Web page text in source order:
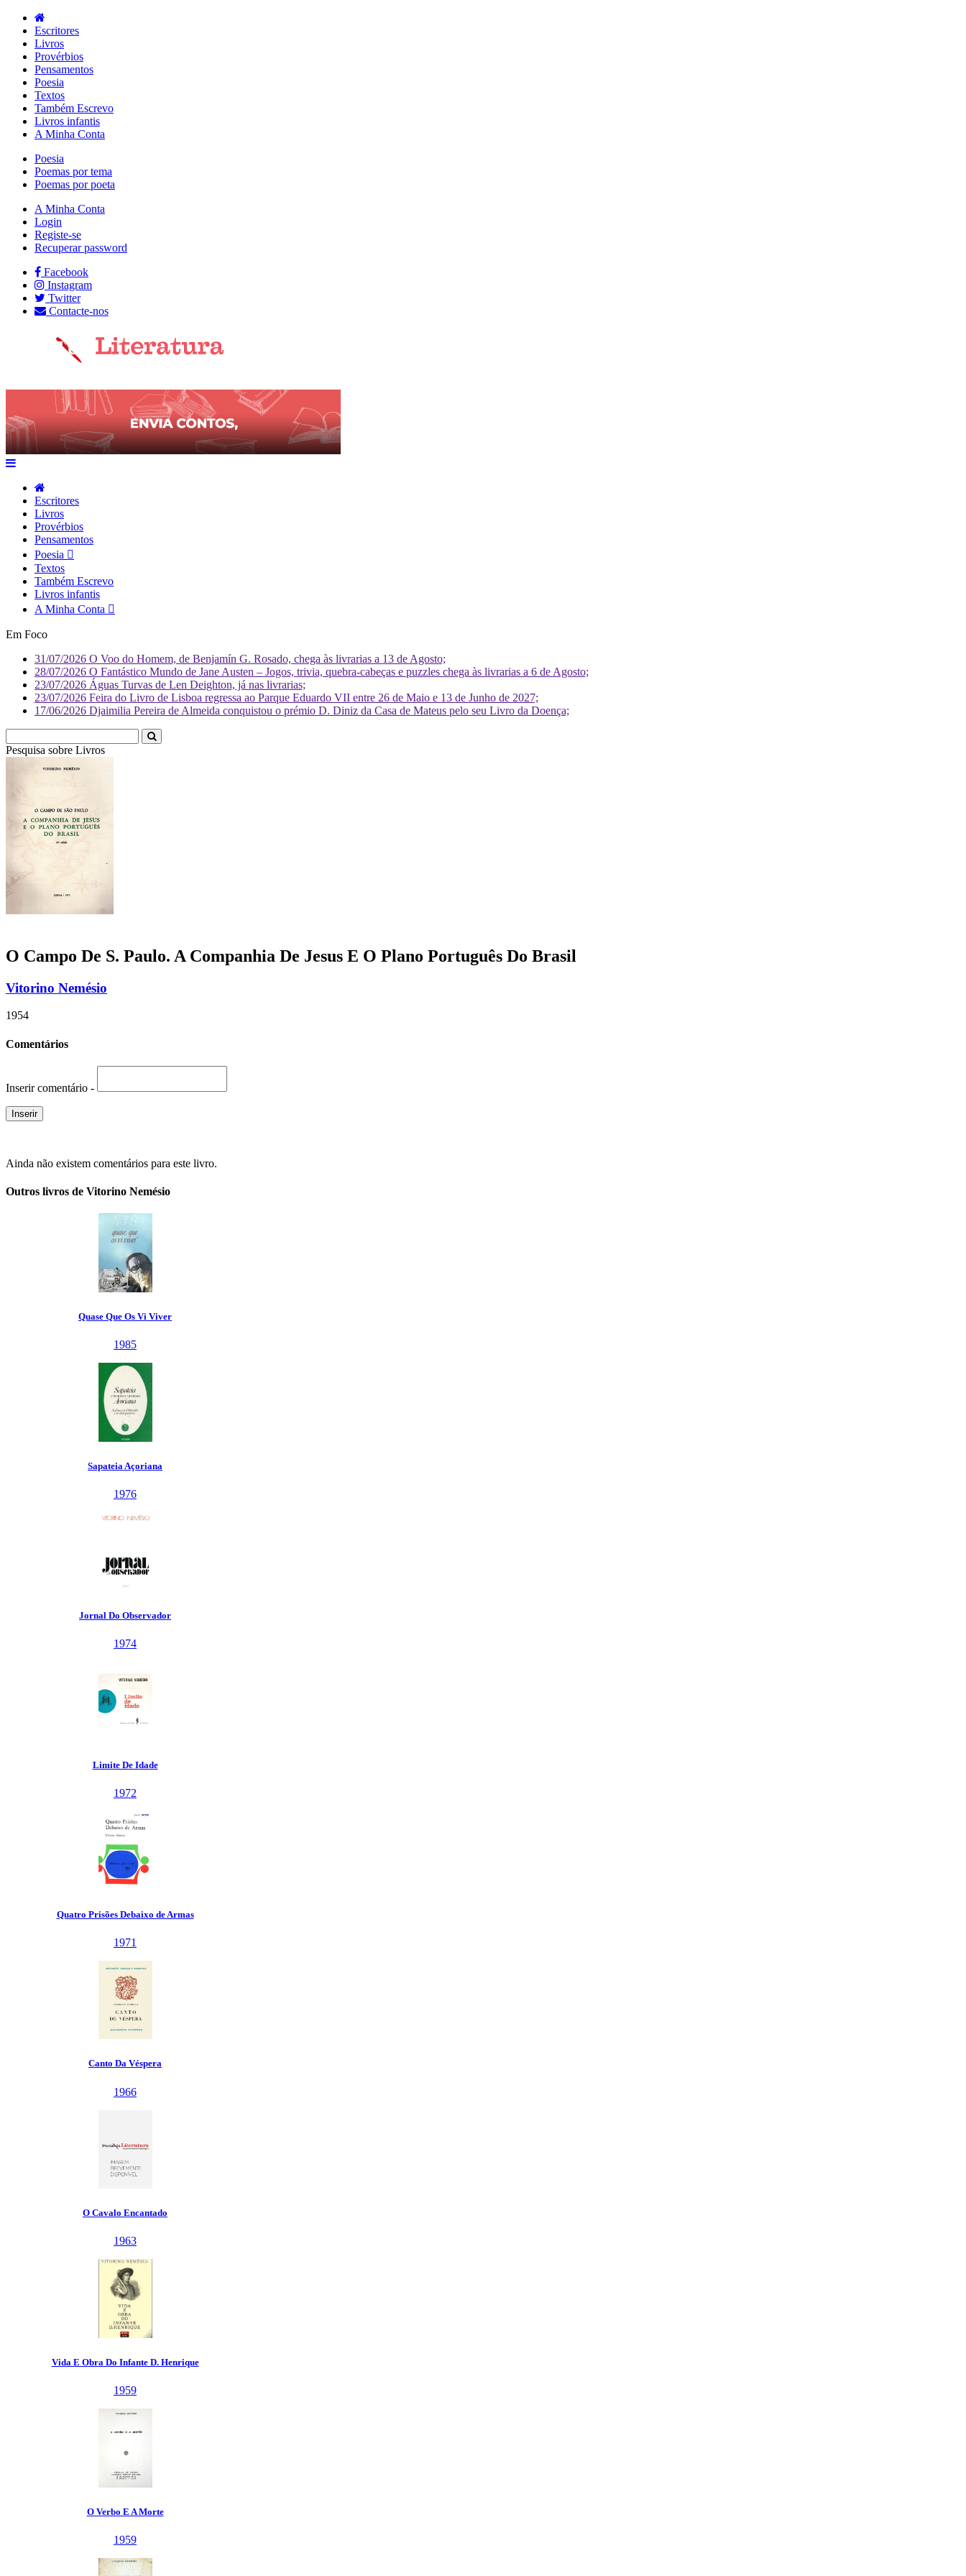
Escritores
Livros
Provérbios
Pensamentos
Poesia
Textos
Também Escrevo
Livros infantis
A Minha Conta
Poesia
Poemas por tema
Poemas por poeta
A Minha Conta
Login
Registe-se
Recuperar password
Facebook
Instagram
Twitter
Contacte-nos
Escritores
Livros
Provérbios
Pensamentos
Poesia
Textos
Também Escrevo
Livros infantis
A Minha Conta
Em Foco
31/07/2026 O Voo do Homem, de Benjamín G. Rosado, chega às livrarias a 13 de Agosto;
28/07/2026 O Fantástico Mundo de Jane Austen – Jogos, trivia, quebra-cabeças e puzzles chega às livrarias a 6 de Agosto;
23/07/2026 Águas Turvas de Len Deighton, já nas livrarias;
23/07/2026 Feira do Livro de Lisboa regressa ao Parque Eduardo VII entre 26 de Maio e 13 de Junho de 2027;
17/06/2026 Djaimilia Pereira de Almeida conquistou o prémio D. Diniz da Casa de Mateus pelo seu Livro da Doença;
Pesquisa sobre Livr
O Campo De S. Paulo. A Companhia De Jesus E O Plano Português Do Brasil
Vitorino Nemésio
1954
Comentários
Inserir comentário -
Ainda não existem comentários para este livro.
Outros livros de Vitorino Nemésio
Quase Que Os Vi Viver
1985
Sapateia Açoriana
1976
Jornal Do Observador
1974
Limite De Idade
1972
Quatro Prisões Debaixo de Armas
1971
Canto Da Véspera
1966
O Cavalo Encantado
1963
Vida E Obra Do Infante D. Henrique
1959
O Verbo E A Morte
1959